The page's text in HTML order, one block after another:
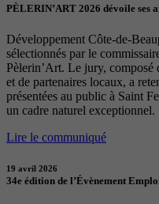
PÈLERIN’ART 2026 dévoile ses
Développement Côte-de-
sélectionnés par le
Pèlerin’Art. Le jury, composé
et de partenaires locaux, a
présentées au public à Saint
un cadre naturel exceptionnel.
Lire le communiqué
19 avril 2026
34e édition de l’Évènement